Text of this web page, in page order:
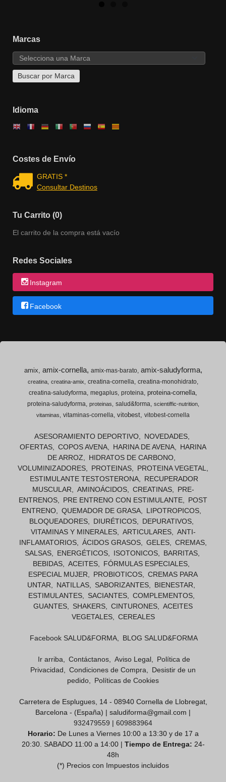
Marcas
Idioma
Costes de Envío
GRATIS *
Consultar Destinos
Tu Carrito (0)
El carrito de la compra está vacío
Redes Sociales
Instagram
Facebook
amix amix-cornella amix-mas-barato amix-saludyforma
creatina creatina-amix creatina-cornella creatina-monohidrato
creatina-saludyforma megaplus proteina proteina-cornella
proteina-saludyforma proteinas salud&forma
scientiffic-nutrition
vitaminas
vitaminas-cornella vitobest vitobest-cornella
ASESORAMIENTO DEPORTIVO
NOVEDADES
OFERTAS
COPOS AVENA HARINA DE AVENA
HARINA
DE ARROZ
HIDRATOS DE CARBONO
VOLUMINIZADORES
PROTEINAS
PROTEINA VEGETAL
ESTIMULANTE TESTOSTERONA
RECUPERADOR
MUSCULAR
AMINOÁCIDOS CREATINAS
PRE-
ENTRENOS
PRE ENTRENO CON ESTIMULANTE
POST
ENTRENO
QUEMADOR DE GRASA
LIPOTROPICOS
BLOQUEADORES
DIURÉTICOS
DEPURATIVOS
VITAMINAS Y MINERALES
ARTICULARES
ANTI-
INFLAMATORIOS
ÁCIDOS GRASOS GELES
CREMAS
SALSAS
ENERGÉTICOS ISOTONICOS
BARRITAS
BEBIDAS
ACEITES
FÓRMULAS ESPECIALES
ESPECIAL MUJER
PROBIOTICOS
CREMAS PARA
UNTAR
NATILLAS SABORIZANTES
BIENESTAR
ESTIMULANTES
SACIANTES
COMPLEMENTOS
GUANTES
SHAKERS CINTURONES
ACEITES
VEGETALES
CEREALES
Facebook SALUD&FORMA BLOG SALUD&FORMA
Ir arriba Contáctanos Aviso Legal
Política de
Privacidad
Condiciones de Compra
Desistir de un
pedido
Políticas de Cookies
Carretera de Esplugues, 14 - 08940 Cornella de Llobregat,
Barcelona - (España) | saludiforma@gmail.com |
932479559 | 609883964
Horario: De Lunes a Viernes 10:00 a 13:30 y de 17 a
20:30. SABADO 11:00 a 14:00 | Tiempo de Entrega: 24-
48h
(*) Precios con Impuestos incluidos